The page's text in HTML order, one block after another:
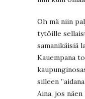
Oh mä niin
tytöille
samanikäisiä
Kauempana
silleen
Aina, jos